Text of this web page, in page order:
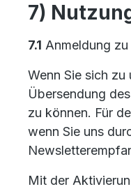
7)
7.1 Anmeldung
Wenn Sie sich
Übersendung
zu können. Für
wenn Sie uns
Mit der